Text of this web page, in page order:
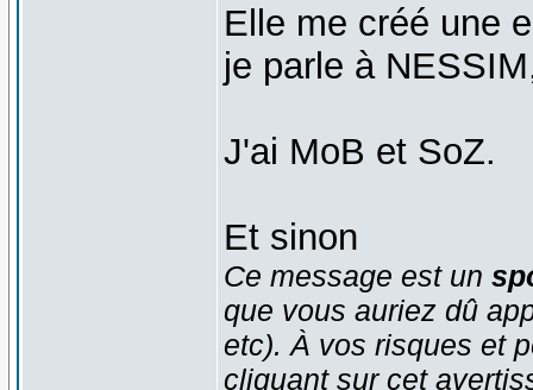
Elle me créé une
je parle à
J'ai MoB et SoZ.
Et sinon
Ce message est un
que vous auriez dû
etc). À vos risques et
cliquant sur cet